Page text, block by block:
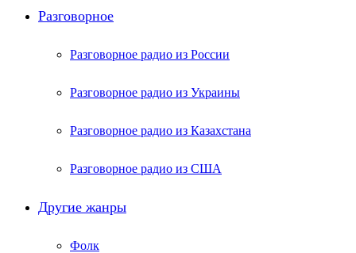
Разговорное
Разговорное радио из России
Разговорное радио из Украины
Разговорное радио из Казахстана
Разговорное радио из США
Другие жанры
Фолк